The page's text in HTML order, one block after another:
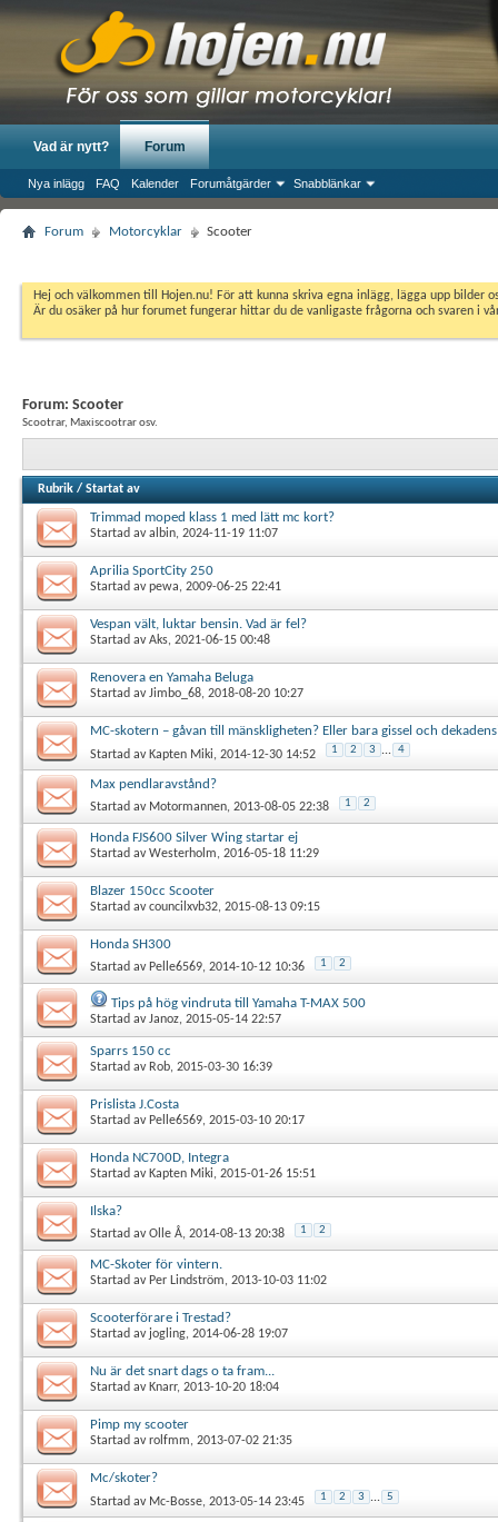
Vad är nytt? Forum
Nya inlägg FAQ Kalender Forumåtgärder Snabblänkar
Forum Motorcyklar Scooter
Hej och välkommen till Hojen.nu! För att kunna skriva egna inlägg, lägga upp
Är du osäker på hur forumet fungerar hittar du de vanligaste frågorna och svaren i
Forum: Scooter
Scootrar, Maxiscootrar osv.
Rubrik / Startat av
Trimmad moped klass 1 med lätt mc kort?
Startad avalbin, 2024-11-19 11:07
Aprilia SportCity 250
Startad avpewa, 2009-06-25 22:41
Vespan vält, luktar bensin. Vad är fel?
Startad avAks, 2021-06-15 00:48
Renovera en Yamaha Beluga
Startad avJimbo_68, 2018-08-20 10:27
MC-skotern – gåvan till mänskligheten? Eller bara gissel och
Startad av Kapten Miki, 2014-12-30 14:52 1 2 3 ... 4
Max pendlaravstånd?
Startad av Motormannen, 2013-08-05 22:38 1 2
Honda FJS600 Silver Wing startar ej
Startad avWesterholm, 2016-05-18 11:29
Blazer 150cc Scooter
Startad avcouncilxvb32, 2015-08-13 09:15
Honda SH300
Startad av Pelle6569, 2014-10-12 10:36 1 2
Tips på hög vindruta till Yamaha T-MAX 500
Startad avJanoz, 2015-05-14 22:57
Sparrs 150 cc
Startad av Rob, 2015-03-30 16:39
Prislista J.Costa
Startad av Pelle6569, 2015-03-10 20:17
Honda NC700D, Integra
Startad av Kapten Miki, 2015-01-26 15:51
Ilska?
Startad avOlle Å, 2014-08-13 20:38 1 2
MC-Skoter för vintern.
Startad av Per Lindström, 2013-10-03 11:02
Scooterförare i Trestad?
Startad av jogling, 2014-06-28 19:07
Nu är det snart dags o ta fram...
Startad av Knarr, 2013-10-20 18:04
Pimp my scooter
Startad avrolfmm, 2013-07-02 21:35
Mc/skoter?
Startad av Mc-Bosse, 2013-05-14 23:45 1 2 3 ... 5